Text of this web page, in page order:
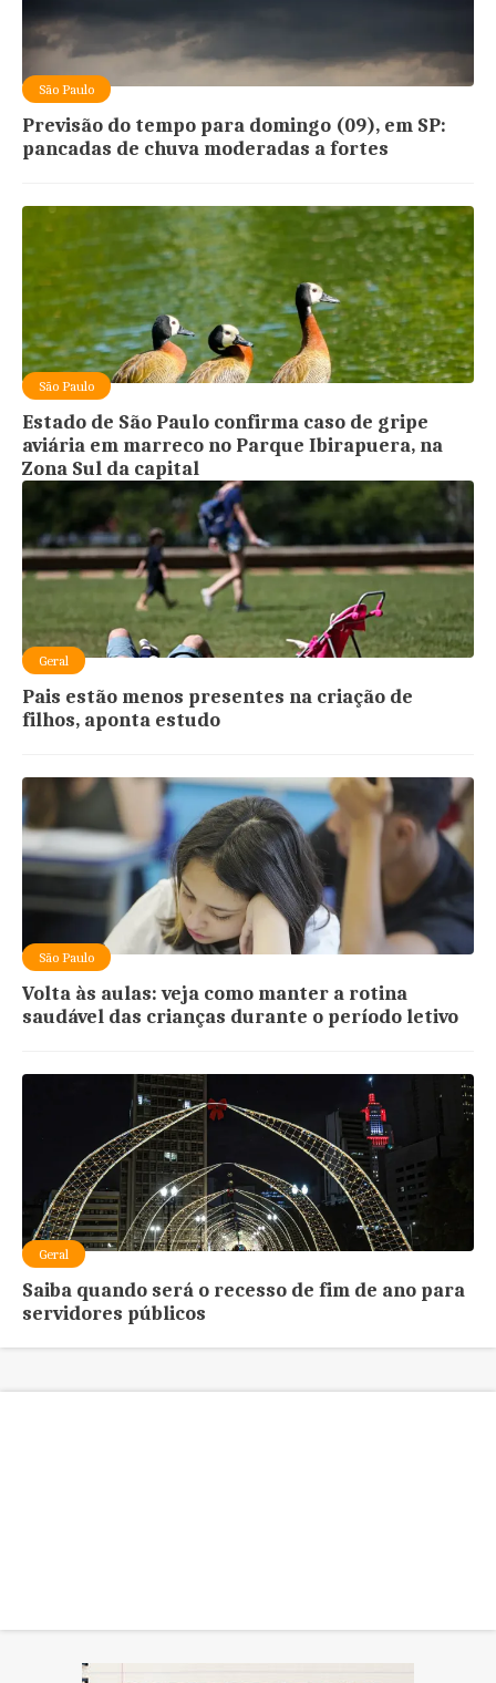
São Paulo
Previsão do tempo para domingo (09), em SP:
pancadas de chuva moderadas a fortes
São Paulo
Estado de São Paulo confirma caso de gripe
aviária em marreco no Parque Ibirapuera, na
Zona Sul da capital
Geral
Pais estão menos presentes na criação de
filhos, aponta estudo
São Paulo
Volta às aulas: veja como manter a rotina
saudável das crianças durante o período letivo
Geral
Saiba quando será o recesso de fim de ano para
servidores públicos